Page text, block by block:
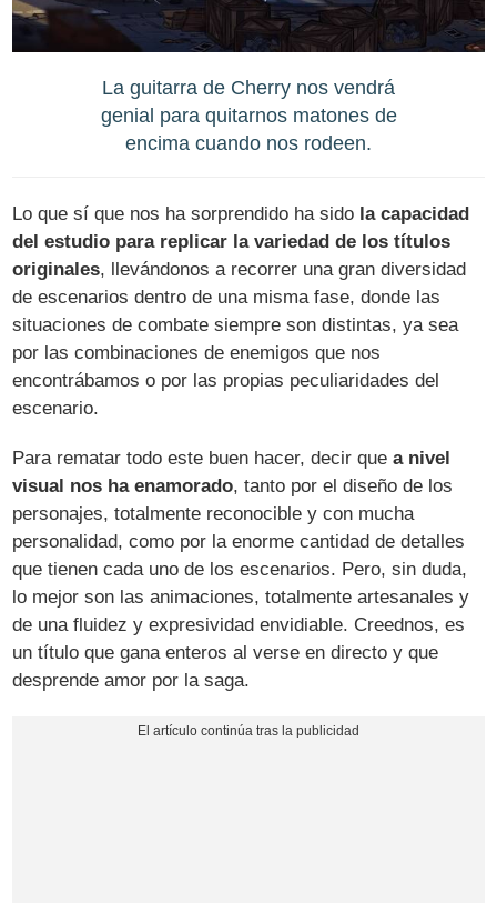
La guitarra de Cherry nos vendrá
genial para quitarnos matones de
encima cuando nos rodeen.
Lo que sí que nos ha sorprendido ha sido la capacidad
del estudio para replicar la variedad de los títulos
originales, llevándonos a recorrer una gran diversidad
de escenarios dentro de una misma fase, donde las
situaciones de combate siempre son distintas, ya sea
por las combinaciones de enemigos que nos
encontrábamos o por las propias peculiaridades del
escenario.
Para rematar todo este buen hacer, decir quea nivel
visual nos ha enamorado, tanto por el diseño de los
personajes, totalmente reconocible y con mucha
personalidad, como por la enorme cantidad de detalles
que tienen cada uno de los escenarios. Pero, sin duda,
lo mejor son las animaciones, totalmente artesanales y
de una fluidez y expresividad envidiable. Creednos, es
un título que gana enteros al verse en directo y que
desprende amor por la saga.